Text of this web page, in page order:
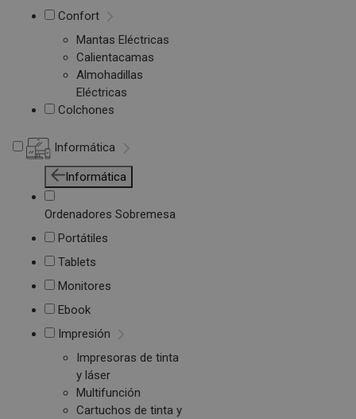
Confort
Mantas Eléctricas
Calientacamas
Almohadillas
Eléctricas
Colchones
Informática
Informática
Ordenadores Sobremesa
Portátiles
Tablets
Monitores
Ebook
Impresión
Impresoras de tinta
y láser
Multifunción
Cartuchos de tinta y